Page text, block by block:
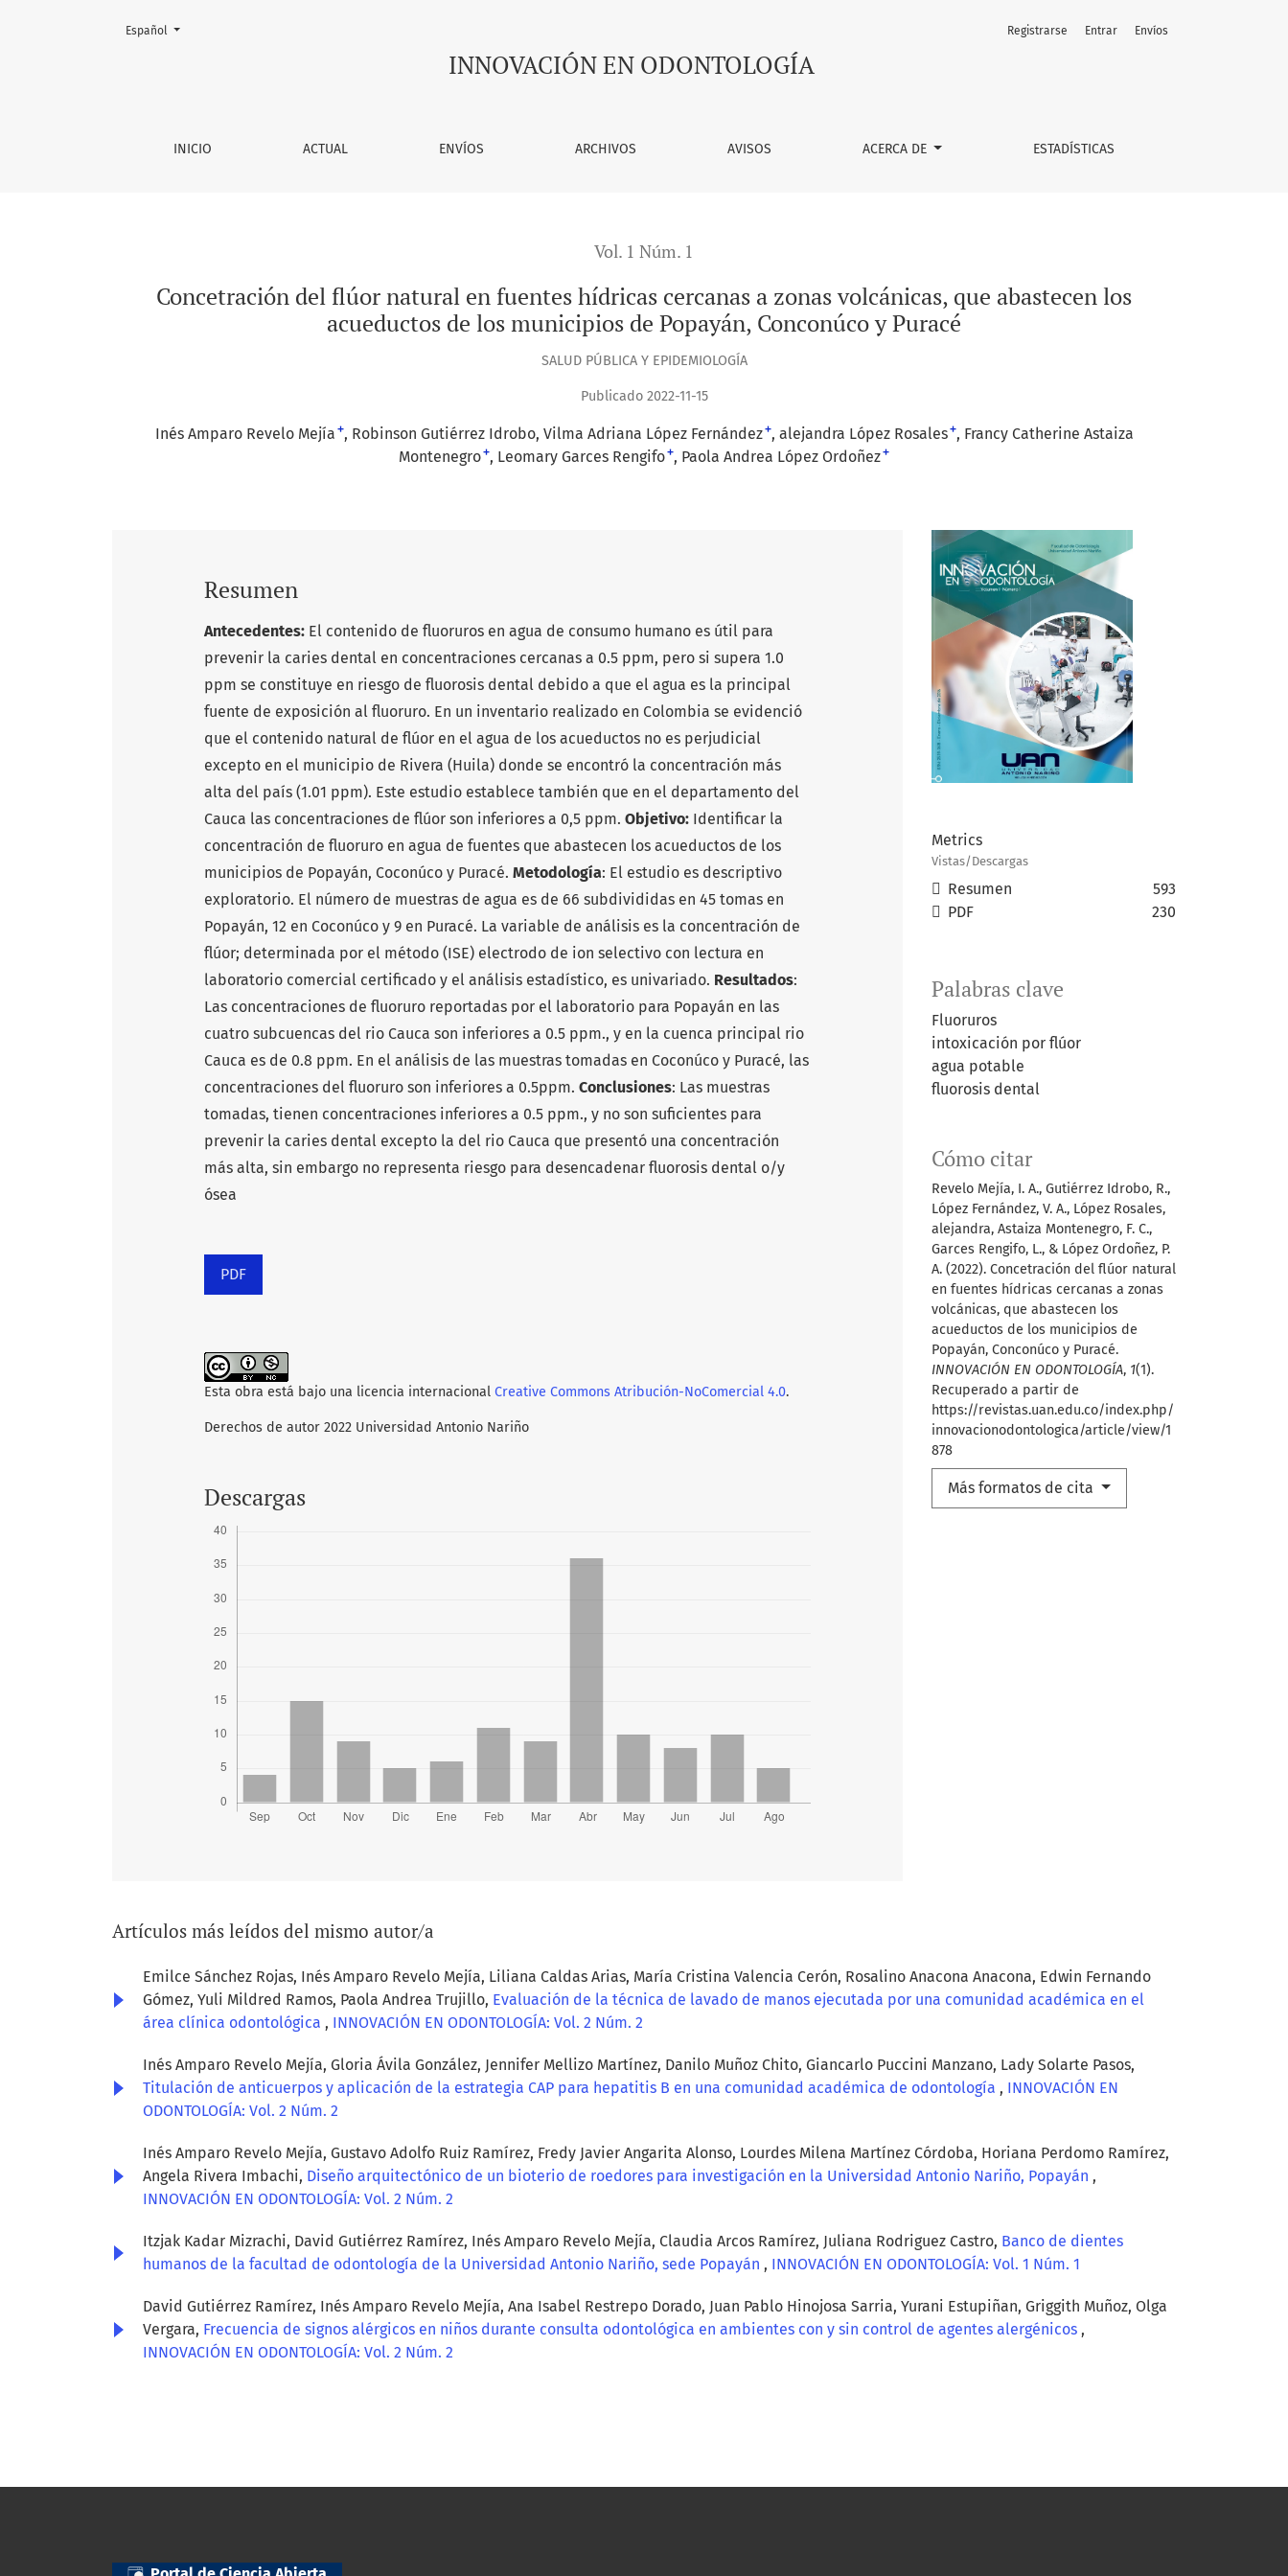
Concetración del flúor natural en fuentes hídricas cercanas a zonas volcánicas, que abastecen los acueductos de los municipios de Popayán, Conconúco y Puracé
INNOVACIÓN EN ODONTOLOGÍA
INICIO ACTUAL ENVÍOS ARCHIVOS AVISOS ACERCA DE ESTADÍSTICAS
Registrarse Entrar Envíos
Cambiar el idioma. El actual es:
Español
Vol. 1 Núm. 1
Concetración del flúor natural en fuentes hídricas cercanas a zonas volcánicas, que abastecen los
acueductos de los municipios de Popayán, Conconúco y Puracé
SALUD PÚBLICA Y EPIDEMIOLOGÍA
Publicado 2022-11-15
Inés Amparo Revelo Mejía + Robinson Gutiérrez Idrobo Vilma Adriana López Fernández+ alejandra López Rosales+
Francy Catherine Astaiza
Montenegro+ Leomary Garces Rengifo+ Paola Andrea López Ordoñez+
Metrics
Vistas/Descargas
Resumen
593
PDF
230
Palabras clave
Fluoruros
intoxicación por flúor
agua potable
fluorosis dental
Cómo citar
Revelo Mejía, I. A., Gutiérrez Idrobo, R.,
López Fernández, V. A., López Rosales,
alejandra, Astaiza Montenegro, F. C.,
Garces Rengifo, L., & López Ordoñez, P.
A. (2022). Concetración del flúor natural
en fuentes hídricas cercanas a zonas
volcánicas, que abastecen los
acueductos de los municipios de
Popayán, Conconúco y Puracé.
INNOVACIÓN EN ODONTOLOGÍA, 1(1).
Recuperado a partir de
https://revistas.uan.edu.co/index.php/
innovacionodontologica/article/view/1
878
Más formatos de cita
Resumen
Antecedentes: El contenido de fluoruros en agua de consumo humano es útil para
prevenir la caries dental en concentraciones cercanas a 0.5 ppm, pero si supera 1.0
ppm se constituye en riesgo de fluorosis dental debido a que el agua es la principal
fuente de exposición al fluoruro. En un inventario realizado en Colombia se evidenció
que el contenido natural de flúor en el agua de los acueductos no es perjudicial
excepto en el municipio de Rivera (Huila) donde se encontró la concentración más
alta del país (1.01 ppm). Este estudio establece también que en el departamento del
Cauca las concentraciones de flúor son inferiores a 0,5 ppm. Objetivo: Identificar la
concentración de fluoruro en agua de fuentes que abastecen los acueductos de los
municipios de Popayán, Coconúco y Puracé. Metodología: El estudio es descriptivo
exploratorio. El número de muestras de agua es de 66 subdivididas en 45 tomas en
Popayán, 12 en Coconúco y 9 en Puracé. La variable de análisis es la concentración de
flúor; determinada por el método (ISE) electrodo de ion selectivo con lectura en
laboratorio comercial certificado y el análisis estadístico, es univariado. Resultados:
Las concentraciones de fluoruro reportadas por el laboratorio para Popayán en las
cuatro subcuencas del rio Cauca son inferiores a 0.5 ppm., y en la cuenca principal rio
Cauca es de 0.8 ppm. En el análisis de las muestras tomadas en Coconúco y Puracé, las
concentraciones del fluoruro son inferiores a 0.5ppm. Conclusiones: Las muestras
tomadas, tienen concentraciones inferiores a 0.5 ppm., y no son suficientes para
prevenir la caries dental excepto la del rio Cauca que presentó una concentración
más alta, sin embargo no representa riesgo para desencadenar fluorosis dental o/y
ósea
PDF
Esta obra está bajo una licencia internacional Creative Commons Atribución-NoComercial 4.0.
Derechos de autor 2022 Universidad Antonio Nariño
Descargas
Artículos más leídos del mismo autor/a
Emilce Sánchez Rojas, Inés Amparo Revelo Mejía, Liliana Caldas Arias, María Cristina Valencia Cerón, Rosalino Anacona Anacona, Edwin Fernando
Gómez, Yuli Mildred Ramos, Paola Andrea Trujillo, Evaluación de la técnica de lavado de manos ejecutada por una comunidad académica en el
área clínica odontológica , INNOVACIÓN EN ODONTOLOGÍA: Vol. 2 Núm. 2
Inés Amparo Revelo Mejía, Gloria Ávila González, Jennifer Mellizo Martínez, Danilo Muñoz Chito, Giancarlo Puccini Manzano, Lady Solarte Pasos,
Titulación de anticuerpos y aplicación de la estrategia CAP para hepatitis B en una comunidad académica de odontología , INNOVACIÓN EN
ODONTOLOGÍA: Vol. 2 Núm. 2
Inés Amparo Revelo Mejía, Gustavo Adolfo Ruiz Ramírez, Fredy Javier Angarita Alonso, Lourdes Milena Martínez Córdoba, Horiana Perdomo Ramírez,
Angela Rivera Imbachi, Diseño arquitectónico de un bioterio de roedores para investigación en la Universidad Antonio Nariño, Popayán ,
INNOVACIÓN EN ODONTOLOGÍA: Vol. 2 Núm. 2
Itzjak Kadar Mizrachi, David Gutiérrez Ramírez, Inés Amparo Revelo Mejía, Claudia Arcos Ramírez, Juliana Rodriguez Castro, Banco de dientes
humanos de la facultad de odontología de la Universidad Antonio Nariño, sede Popayán , INNOVACIÓN EN ODONTOLOGÍA: Vol. 1 Núm. 1
David Gutiérrez Ramírez, Inés Amparo Revelo Mejía, Ana Isabel Restrepo Dorado, Juan Pablo Hinojosa Sarria, Yurani Estupiñan, Griggith Muñoz, Olga
Vergara, Frecuencia de signos alérgicos en niños durante consulta odontológica en ambientes con y sin control de agentes alergénicos ,
INNOVACIÓN EN ODONTOLOGÍA: Vol. 2 Núm. 2